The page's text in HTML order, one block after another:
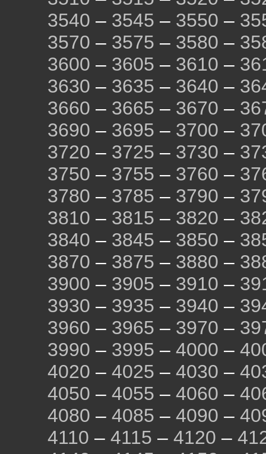
3540 – 3545 – 3550 –
3570 – 3575 – 3580 –
3600 – 3605 – 3610 –
3630 – 3635 – 3640 –
3660 – 3665 – 3670 –
3690 – 3695 – 3700 –
3720 – 3725 – 3730 –
3750 – 3755 – 3760 –
3780 – 3785 – 3790 –
3810 – 3815 – 3820 –
3840 – 3845 – 3850 –
3870 – 3875 – 3880 –
3900 – 3905 – 3910 –
3930 – 3935 – 3940 –
3960 – 3965 – 3970 –
3990 – 3995 – 4000 –
4020 – 4025 – 4030 –
4050 – 4055 – 4060 –
4080 – 4085 – 4090 –
4110 – 4115 – 4120 –